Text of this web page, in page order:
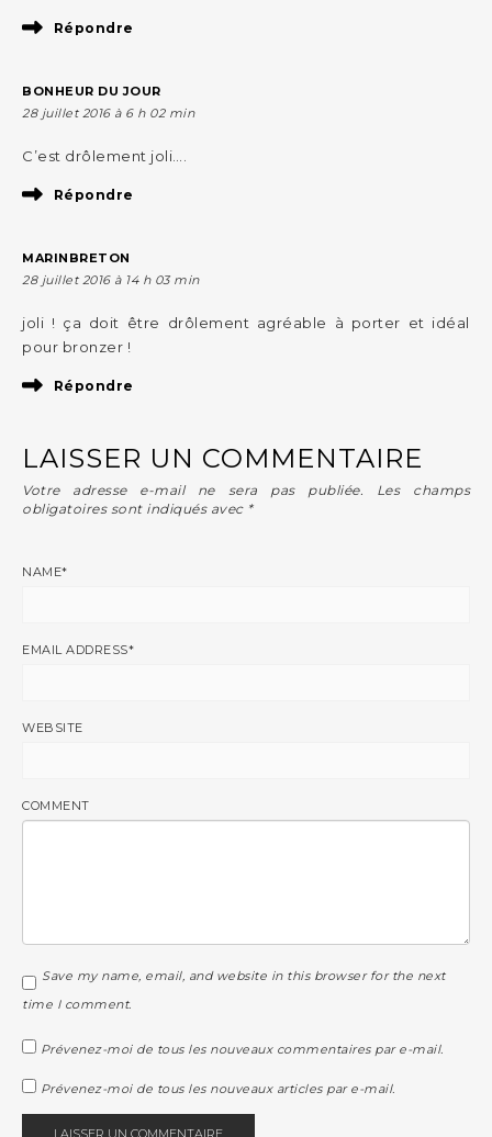
Répondre
BONHEUR DU JOUR
28 juillet 2016 à 6 h 02 min
C’est drôlement joli….
Répondre
MARINBRETON
28 juillet 2016 à 14 h 03 min
joli ! ça doit être drôlement agréable à porter et idéal
pour bronzer !
Répondre
LAISSER UN COMMENTAIRE
Votre adresse e-mail ne sera pas publiée.
Les champs
obligatoires sont indiqués avec *
NAME*
EMAIL ADDRESS*
WEBSITE
COMMENT
Save my name, email, and website in this browser for the next
time I comment.
Prévenez-moi de tous les nouveaux commentaires par e-mail.
Prévenez-moi de tous les nouveaux articles par e-mail.